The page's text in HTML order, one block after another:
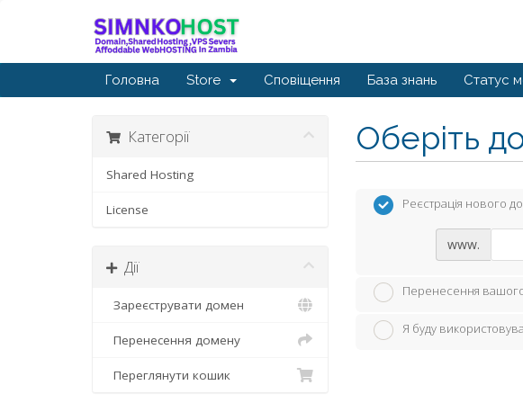
Головна Store Сповіщення База знань Статус
Оберіть
Категорії
Shared Hosting
License
Дії
Зареєструвати домен
Перенесення домену
Переглянути кошик
Реєстрація нового
www.
Перенесення
Я буду